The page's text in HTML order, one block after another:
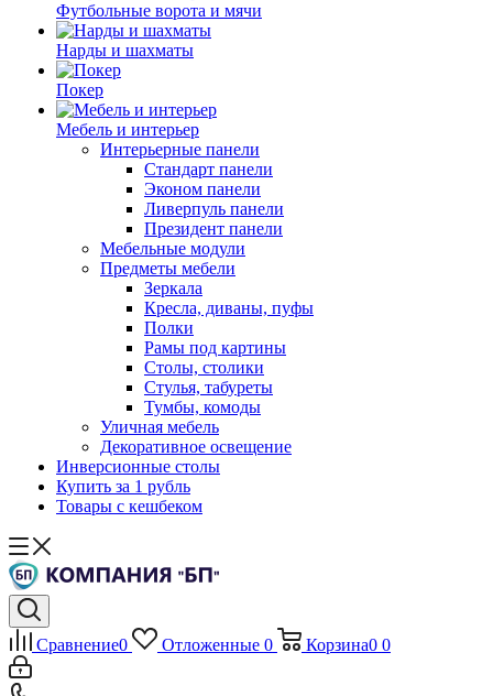
Футбольные ворота и мячи
Нарды и шахматы
Покер
Мебель и интерьер
Интерьерные панели
Стандарт панели
Эконом панели
Ливерпуль панели
Президент панели
Мебельные модули
Предметы мебели
Зеркала
Кресла, диваны, пуфы
Полки
Рамы под картины
Столы, столики
Стулья, табуреты
Тумбы, комоды
Уличная мебель
Декоративное освещение
Инверсионные столы
Купить за 1 рубль
Товары с кешбеком
Сравнение0 Отложенные 0 Корзина0 0